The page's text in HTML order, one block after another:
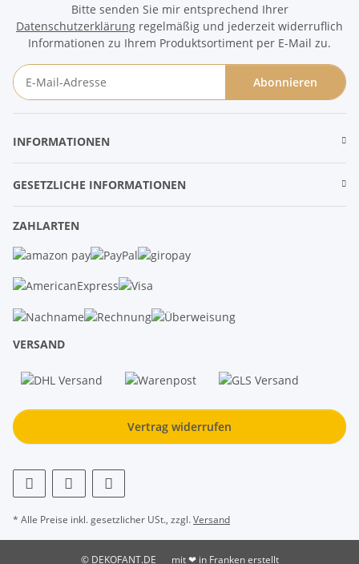
Bitte senden Sie mir entsprechend Ihrer
Datenschutzerklärung regelmäßig und jederzeit widerruflich
Informationen zu Ihrem Produktsortiment per E-Mail zu.
Abonnieren
INFORMATIONEN
GESETZLICHE INFORMATIONEN
ZAHLARTEN
VERSAND
Vertrag widerrufen
* Alle Preise inkl. gesetzlicher USt., zzgl.Versand
© DEKOFANT.DE mit ❤ in Franken erstellt